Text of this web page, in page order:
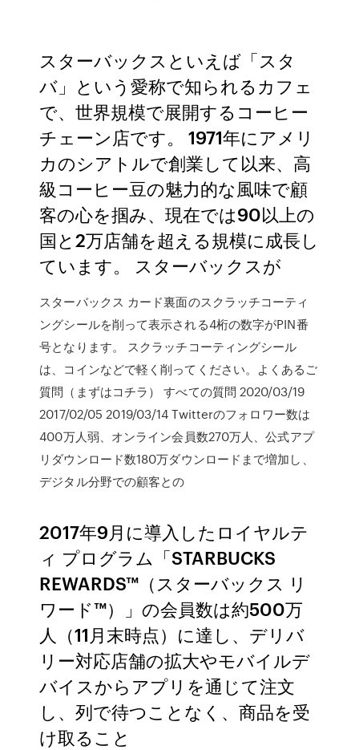
スターバックスといえば「スタ
バ」という愛称で知られるカフェ
で、世界規模で展開するコーヒー
チェーン店です。 1971年にアメリ
カのシアトルで創業して以来、高
級コーヒー豆の魅力的な風味で顧
客の心を掴み、現在では90以上の
国と2万店舗を超える規模に成長し
ています。 スターバックスが
スターバックス カード裏面のスクラッチコーティ
ングシールを削って表示される4桁の数字がPIN番
号となります。 スクラッチコーティングシール
は、コインなどで軽く削ってください。よくあるご
質問（まずはコチラ） すべての質問 2020/03/19
2017/02/05 2019/03/14 Twitterのフォロワー数は
400万人弱、オンライン会員数270万人、公式アプ
リダウンロード数180万ダウンロードまで増加し、
デジタル分野での顧客との
2017年9月に導入したロイヤルテ
ィ プログラム「STARBUCKS
REWARDS™（スターバックス リ
ワード™）」の会員数は約500万
人（11月末時点）に達し、デリバ
リー対応店舗の拡大やモバイルデ
バイスからアプリを通じて注文
し、列で待つことなく、商品を受
け取ること